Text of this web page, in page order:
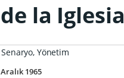
la Iglesia
Yönetim
Aralık 1965